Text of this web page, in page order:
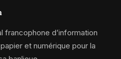
francophone d’information
et numérique pour la